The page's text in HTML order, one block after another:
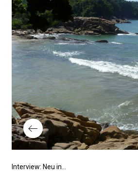
Vorheriger
Interview: Neu in...